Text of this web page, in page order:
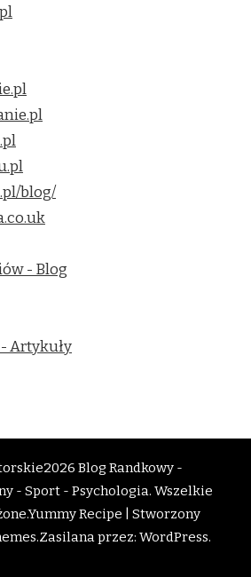
blog/
- Blog
Artykuły
Blog Randkowy -
- Sport - Psychologia. Wszelkie
Yummy Recipe | Stworzony
.Zasilana przez: WordPress.